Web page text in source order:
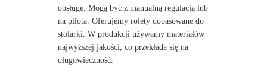
obsługę. Mogą być z manualną regulacją lub
na pilota. Oferujemy rolety dopasowane do
stolarki. W produkcji używamy materiałów
najwyższej jakości, co przekłada się na
długowieczność.